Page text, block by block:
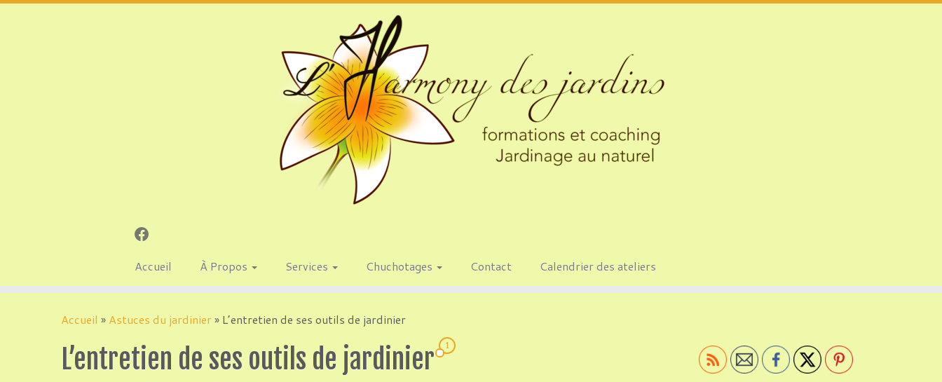
Accueil À Propos Services Chuchotages Contact Calendrier des ateliers
Accueil » Astuces du jardinier» L’entretien de ses outils de jardinier
L’entretien de ses outils de jardinier 1